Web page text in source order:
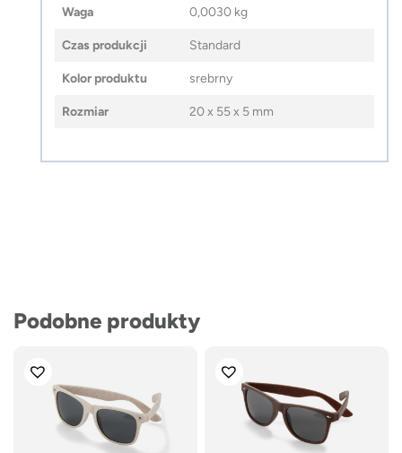
Waga 0,0030 kg
Czas produkcji Standard
Kolor produktu srebrny
Rozmiar 20 x 55 x 5 mm
Podobne produkty